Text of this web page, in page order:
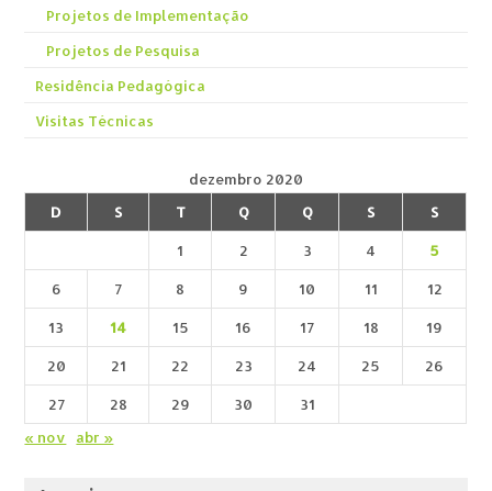
Projetos de Implementação
Projetos de Pesquisa
Residência Pedagógica
Visitas Técnicas
dezembro 2020
D
S T Q Q S S
1 2 3 4 5
6 7 8 9 10 11 12
13 14 15 16 17 18 19
20 21 22 23 24 25 26
27 28 29 30
31
« nov
abr »